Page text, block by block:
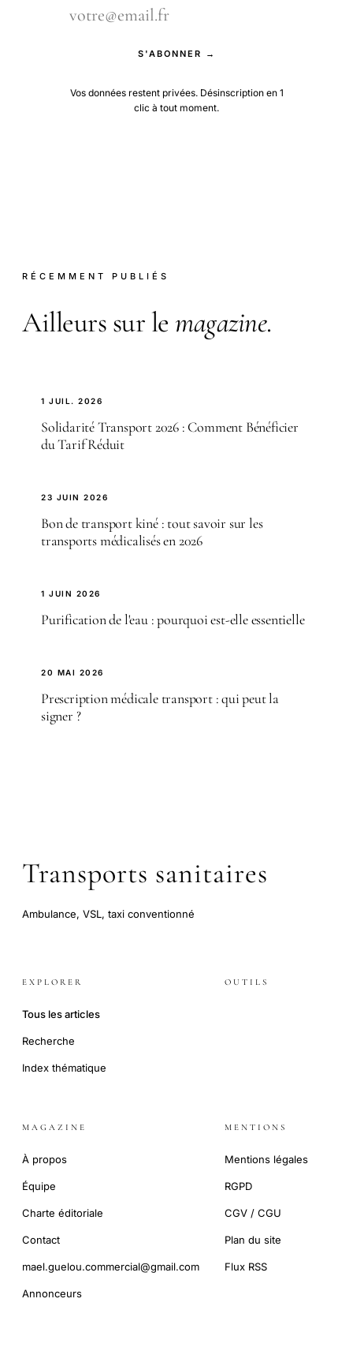
S'ABONNER →
Vos données restent privées. Désinscription en 1
clic à tout moment.
RÉCEMMENT PUBLIÉS
Ailleurs sur le magazine.
1 JUIL. 2026
Solidarité Transport 2026 : Comment Bénéficier
du Tarif Réduit
23 JUIN 2026
Bon de transport kiné : tout savoir sur les
transports médicalisés en 2026
1 JUIN 2026
Purification de l'eau : pourquoi est-elle essentielle
20 MAI 2026
Prescription médicale transport : qui peut la
signer ?
Transports sanitaires
Ambulance, VSL, taxi conventionné
EXPLORER
Tous les articles
Recherche
Index thématique
OUTILS
MAGAZINE
À propos
Équipe
Charte éditoriale
Contact
mael.guelou.commercial@gmail.com
Annonceurs
MENTIONS
Mentions légales
RGPD
CGV / CGU
Plan du site
Flux RSS